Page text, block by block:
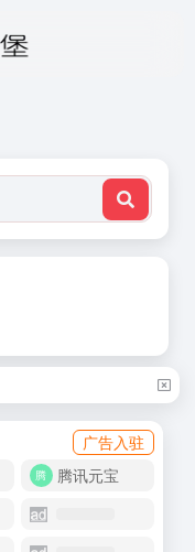
广告入驻
腾讯元宝